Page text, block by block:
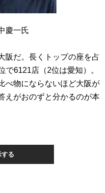
慶一氏
だ。長くトップの座を占
6121店（2位は愛知）。
べ物にならないほど大阪が
えがおのずと分かるのが本
る